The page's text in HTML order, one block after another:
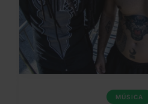
MÚSICA